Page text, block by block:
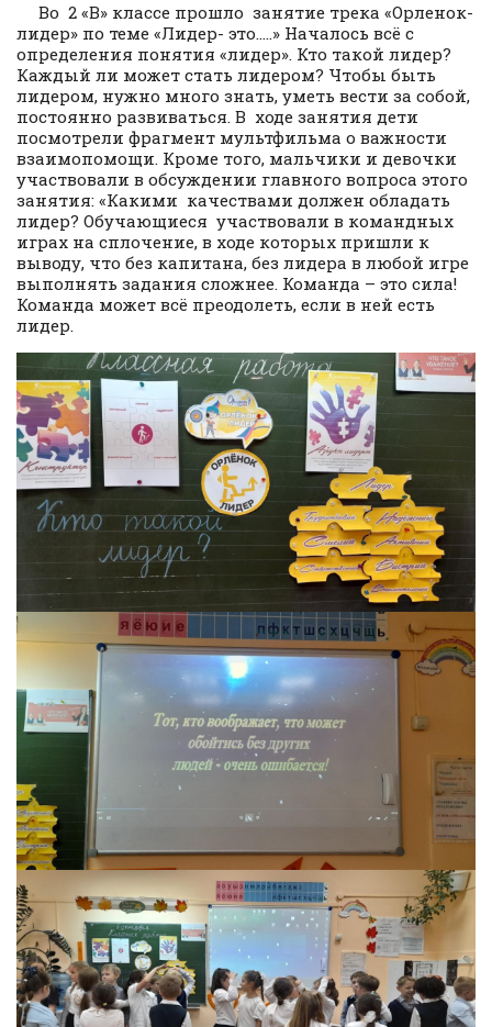
Во 2 «В» классе прошло занятие трека «Орленок-
лидер» по теме «Лидер- это…..» Началось всё с
определения понятия «лидер». Кто такой лидер?
Каждый ли может стать лидером? Чтобы быть
лидером, нужно много знать, уметь вести за собой,
постоянно развиваться. В ходе занятия дети
посмотрели фрагмент мультфильма о важности
взаимопомощи. Кроме того, мальчики и девочки
участвовали в обсуждении главного вопроса этого
занятия: «Какими качествами должен обладать
лидер? Обучающиеся участвовали в командных
играх на сплочение, в ходе которых пришли к
выводу, что без капитана, без лидера в любой игре
выполнять задания сложнее. Команда – это сила!
Команда может всё преодолеть, если в ней есть
лидер.